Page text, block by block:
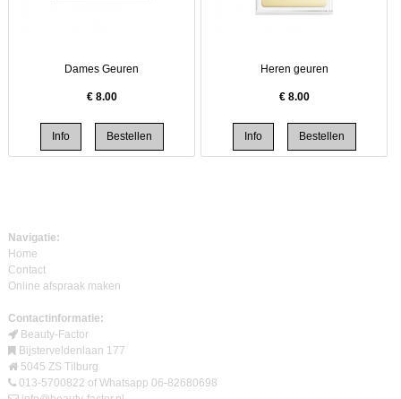
Dames Geuren
€ 8.00
Heren geuren
€ 8.00
Navigatie:
Home
Contact
Online afspraak maken
Contactinformatie:
Beauty-Factor
Bijsterveldenlaan 177
5045 ZS Tilburg
013-5700822 of Whatsapp 06-82680698